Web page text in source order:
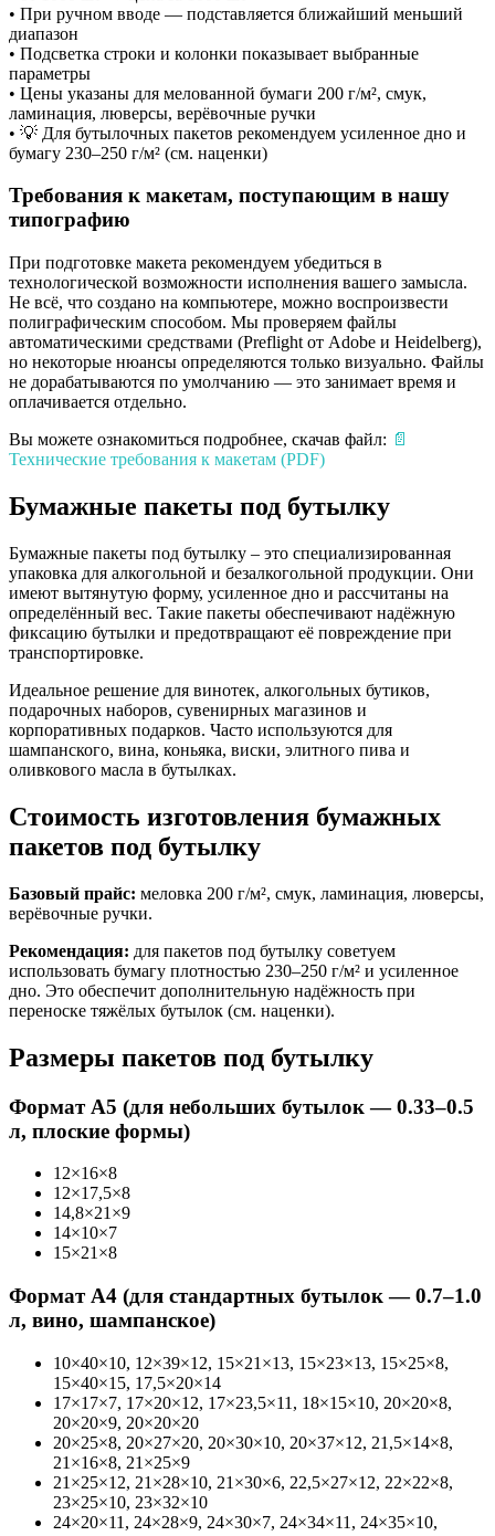
• При ручном вводе — подставляется ближайший меньший
диапазон
• Подсветка строки и колонки показывает выбранные
параметры
• Цены указаны для мелованной бумаги 200 г/м², смук,
ламинация, люверсы, верёвочные ручки
• 💡 Для бутылочных пакетов рекомендуем усиленное дно и
бумагу 230–250 г/м² (см. наценки)
Требования к макетам, поступающим в нашу
типографию
При подготовке макета рекомендуем убедиться в
технологической возможности исполнения вашего замысла.
Не всё, что создано на компьютере, можно воспроизвести
полиграфическим способом. Мы проверяем файлы
автоматическими средствами (Preflight от Adobe и Heidelberg),
но некоторые нюансы определяются только визуально. Файлы
не дорабатываются по умолчанию — это занимает время и
оплачивается отдельно.
Вы можете ознакомиться подробнее, скачав файл: 📄
Технические требования к макетам (PDF)
Бумажные пакеты под бутылку
Бумажные пакеты под бутылку – это специализированная
упаковка для алкогольной и безалкогольной продукции. Они
имеют вытянутую форму, усиленное дно и рассчитаны на
определённый вес. Такие пакеты обеспечивают надёжную
фиксацию бутылки и предотвращают её повреждение при
транспортировке.
Идеальное решение для винотек, алкогольных бутиков,
подарочных наборов, сувенирных магазинов и
корпоративных подарков. Часто используются для
шампанского, вина, коньяка, виски, элитного пива и
оливкового масла в бутылках.
Стоимость изготовления бумажных
пакетов под бутылку
Базовый прайс: меловка 200 г/м², смук, ламинация, люверсы,
верёвочные ручки.
Рекомендация: для пакетов под бутылку советуем
использовать бумагу плотностью 230–250 г/м² и усиленное
дно. Это обеспечит дополнительную надёжность при
переноске тяжёлых бутылок (см. наценки).
Размеры пакетов под бутылку
Формат А5 (для небольших бутылок — 0.33–0.5
л, плоские формы)
12×16×8
12×17,5×8
14,8×21×9
14×10×7
15×21×8
Формат А4 (для стандартных бутылок — 0.7–1.0
л, вино, шампанское)
10×40×10, 12×39×12, 15×21×13, 15×23×13, 15×25×8,
15×40×15, 17,5×20×14
17×17×7, 17×20×12, 17×23,5×11, 18×15×10, 20×20×8,
20×20×9, 20×20×20
20×25×8, 20×27×20, 20×30×10, 20×37×12, 21,5×14×8,
21×16×8, 21×25×9
21×25×12, 21×28×10, 21×30×6, 22,5×27×12, 22×22×8,
23×25×10, 23×32×10
24×20×11, 24×28×9, 24×30×7, 24×34×11, 24×35×10,